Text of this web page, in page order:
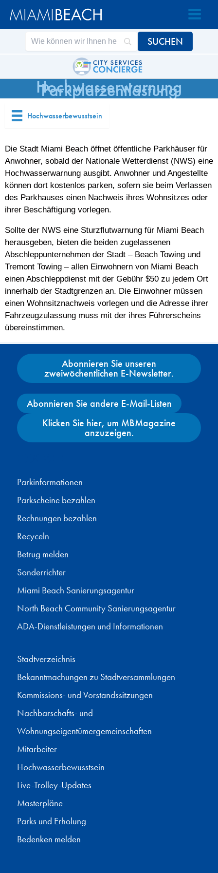
Zum
Inhalt
Zum
Inhalt
Hochwasserwarnung
Parkplatzentlastung
Hochwasserbewusstsein
Die Stadt Miami Beach öffnet öffentliche Parkhäuser für
Anwohner, sobald der Nationale Wetterdienst (NWS) eine
Hochwasserwarnung ausgibt. Anwohner und Angestellte
können dort kostenlos parken, sofern sie beim Verlassen
des Parkhauses einen Nachweis ihres Wohnsitzes oder
ihrer Beschäftigung vorlegen.
Sollte der NWS eine Sturzflutwarnung für Miami Beach
herausgeben, bieten die beiden zugelassenen
Abschleppunternehmen der Stadt – Beach Towing und
Tremont Towing – allen Einwohnern von Miami Beach
einen Abschleppdienst mit der Gebühr $50 zu jedem Ort
innerhalb der Stadtgrenzen an. Die Einwohner müssen
einen Wohnsitznachweis vorlegen und die Adresse ihrer
Fahrzeugzulassung muss mit der ihres Führerscheins
übereinstimmen.
Abonnieren Sie unseren
zweiwöchentlichen E-Newsletter.
Abonnieren Sie andere E-Mail-Listen
Klicken Sie hier, um MBMagazine
anzuzeigen.
Parkinformationen
Parkscheine bezahlen
Rechnungen bezahlen
Recyceln
Betrug melden
Sonderrichter
Miami Beach Sanierungsagentur
North Beach Community Sanierungsagentur
ADA-Dienstleistungen und Informationen
Stadtverzeichnis
Bekanntmachungen zu Stadtversammlungen
Kommissions- und Vorstandssitzungen
Nachbarschafts- und
Wohnungseigentümergemeinschaften
Mitarbeiter
Hochwasserbewusstsein
Live-Trolley-Updates
Masterpläne
Parks und Erholung
Bedenken melden